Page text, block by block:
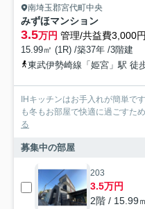
南埼玉郡宮代町中央
みずほマンション
3.5万円 管理/共益費3,000円
15.99㎡ (1R) /築37年 /3階建
東武伊勢崎線「姫宮」駅 徒
IHキッチンはお手入れが簡単で
も冬もお部屋で快適に過ごすた
る
募集中の部屋
203
3.5万円
2階 / 15.99